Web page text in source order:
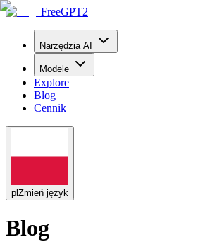
FreeGPT2
Narzędzia AI
Modele
Explore
Blog
Cennik
pl Zmień język
Blog